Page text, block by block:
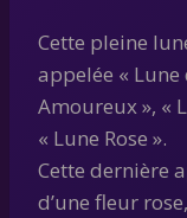
Cette pleine
appelée « Lune
Amoureux », «
« Lune Rose ».
Cette dernière
d’une fleur